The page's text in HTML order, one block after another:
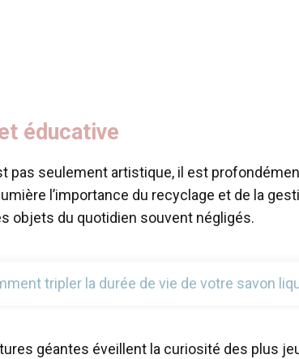
éducative
pas seulement artistique, il est
l’importance du recyclage et de la
objets du quotidien souvent négligés.
tripler la durée de vie de votre savon
géantes éveillent la curiosité des plus